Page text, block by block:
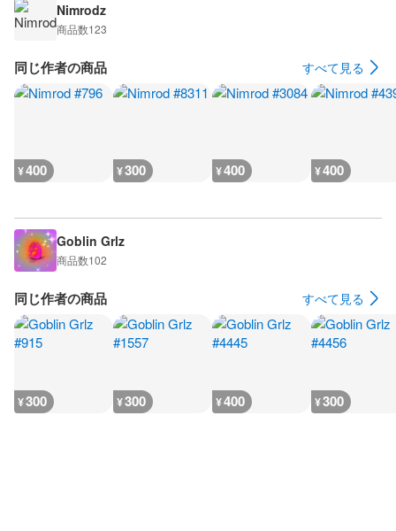
Nimrodz
商品数123
同じ作者の商品 すべて見る
¥400 ¥300 ¥400 ¥400
Goblin Grlz
商品数102
同じ作者の商品 すべて見る
¥300 ¥300 ¥400 ¥300